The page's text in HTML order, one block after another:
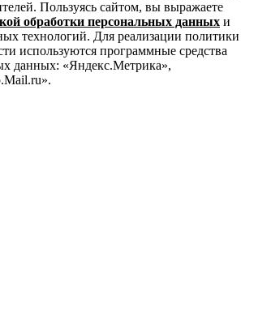
Пользуясь сайтом, вы выражаете
обработки персональных данных и
технологий. Для реализации политики
используются программные средства
данных: «Яндекс.Метрика»,